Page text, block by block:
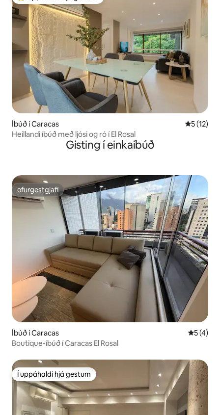
Íbúð í Caracas 5 af 5 í
5 (12)
Heillandi íbúð með ljósi og ró í El Rosal
Gisting í einkaíbúð
ofurgestgjafi
ofurgestgjafi
Íbúð í Caracas 5 af 5 í
5 (4)
Boutique-íbúð í Caracas El Rosal
Í uppáhaldi hjá gestum
Í uppáhaldi hjá gestum